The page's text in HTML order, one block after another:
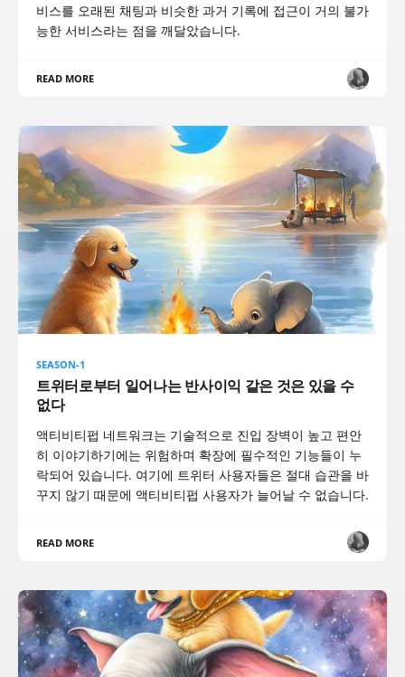
비스를 오래된 채팅과 비슷한 과거 기록에 접근이 거의 불가
능한 서비스라는 점을 깨달았습니다.
READ MORE
SEASON-1
트위터로부터 일어나는 반사이익 같은 것은 있을 수
없다
액티비티펍 네트워크는 기술적으로 진입 장벽이 높고 편안
히 이야기하기에는 위험하며 확장에 필수적인 기능들이 누
락되어 있습니다. 여기에 트위터 사용자들은 절대 습관을 바
꾸지 않기 때문에 액티비티펍 사용자가 늘어날 수 없습니다.
READ MORE